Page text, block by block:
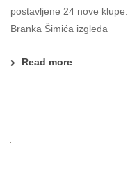
postavljene 24 nove
Branka Šimića izgleda
Read more